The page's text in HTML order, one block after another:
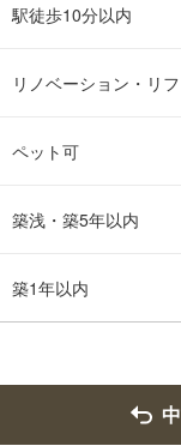
駅徒歩10分以内
リノベーション・リ
ペット可
築浅・築5年以内
築1年以内